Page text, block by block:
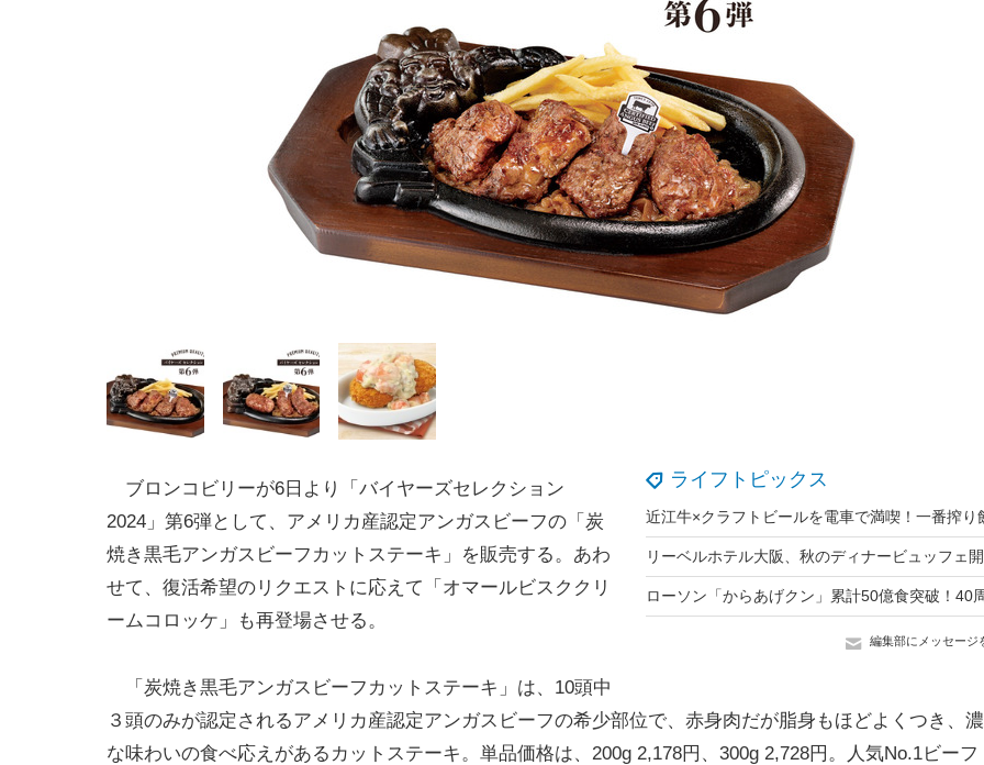
ライフトピックス
編集部にメッセージ
ブロンコビリーが6日より「バイヤーズセレクション
2024」第6弾として、アメリカ産認定アンガスビーフの「炭
焼き黒毛アンガスビーフカットステーキ」を販売する。あわ
せて、復活希望のリクエストに応えて「オマールビスククリ
ームコロッケ」も再登場させる。
「炭焼き黒毛アンガスビーフカットステーキ」は、10頭中
３頭のみが認定されるアメリカ産認定アンガスビーフの希少部位で、赤身肉だが脂身もほどよくつき、
な味わいの食べ応えがあるカットステーキ。単品価格は、200g 2,178円、300g 2,728円。人気No.1ビーフ